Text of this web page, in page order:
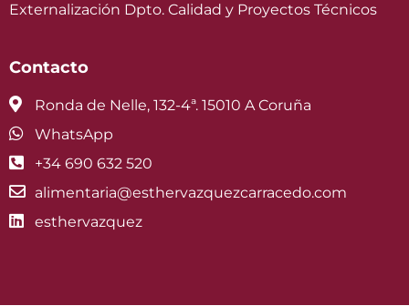
Externalización Dpto. Calidad y Proyectos Técnicos
Contacto
Ronda de Nelle, 132-4ª. 15010 A Coruña
WhatsApp
+34 690 632 520
alimentaria@esthervazquezcarracedo.com
esthervazquez